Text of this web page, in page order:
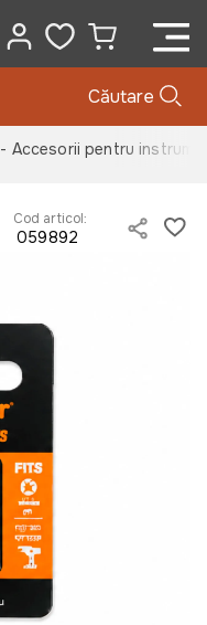
Căutare
- Accesorii pentru
Cod articol:
059892